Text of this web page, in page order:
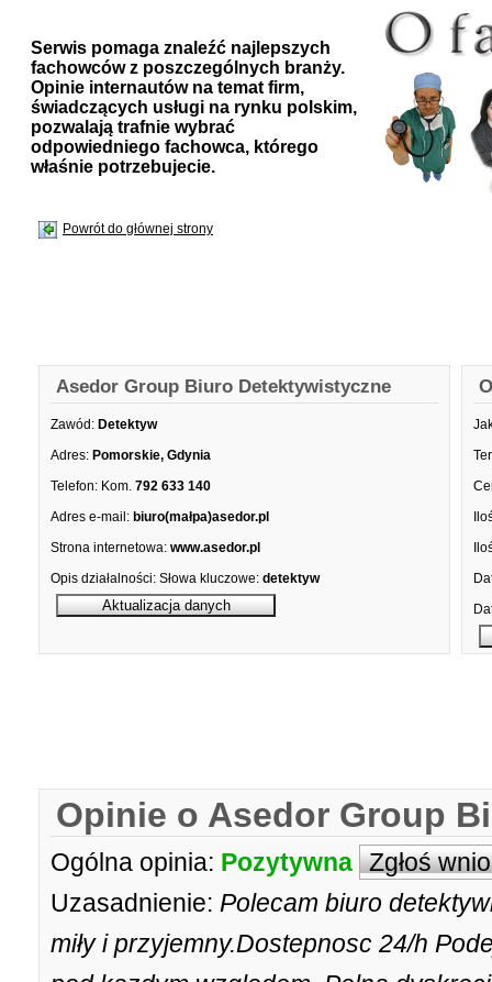
Serwis pomaga znaleźć najlepszych
fachowców z poszczególnych branży.
Opinie internautów na temat firm,
świadczących usługi na rynku polskim,
pozwalają trafnie wybrać
odpowiedniego fachowca, którego
właśnie potrzebujecie.
Powrót do głównej strony
Asedor Group Biuro Detektywistyczne
Zawód: Detektyw
Adres: Pomorskie, Gdynia
Telefon: Kom. 792 633 140
Adres e-mail: biuro(małpa)asedor.pl
Strona internetowa: www.asedor.pl
Opis działalności: Słowa kluczowe: detektyw
Opinie o Asedor Group
Ogólna opinia: Pozytywna Zgłoś
Uzasadnienie: Polecam biuro
miły i przyjemny.Dostepnosc 24/h